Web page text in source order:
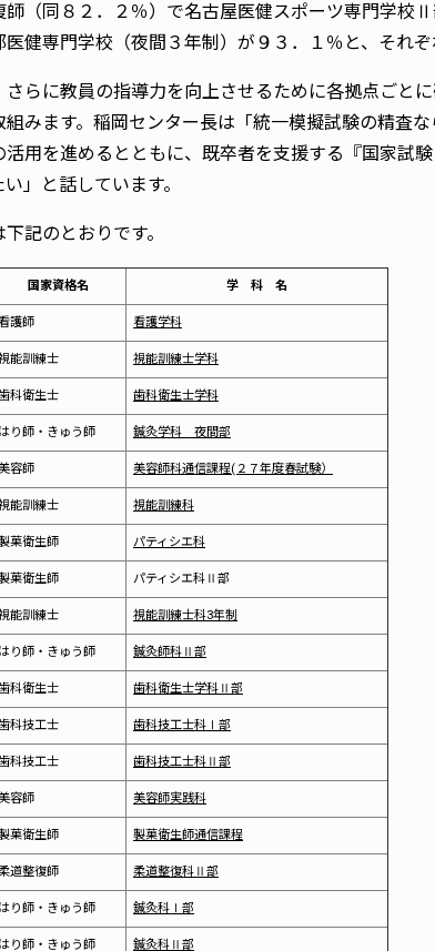
（同８２．２％）で名古屋医健スポーツ専門学校
健専門学校（夜間３年制）が９３．１％と、それぞ
らに教員の指導力を向上させるために各拠点ごと
みます。稲岡センター長は「統一模擬試験の精査
用を進めるとともに、既卒者を支援する『国家試
」と話しています。
記のとおりです。
国家資格名 学 科 名
護師 看護学科
能訓練士 視能訓練士学科
科衛生士 歯科衛生士学科
はり師・きゅう師 鍼灸学科 夜間部
容師 美容師科通信課程(２７年度春試験）
能訓練士 視能訓練科
菓衛生師 パティシエ科
菓衛生師 パティシエ科Ⅱ部
能訓練士 視能訓練士科3年制
はり師・きゅう師 鍼灸師科Ⅱ部
科衛生士 歯科衛生士学科Ⅱ部
科技工士 歯科技工士科Ⅰ部
科技工士 歯科技工士科Ⅱ部
容師 美容師実践科
菓衛生師 製菓衛生師通信課程
道整復師 柔道整復科Ⅱ部
はり師・きゅう師 鍼灸科Ⅰ部
はり師・きゅう師 鍼灸科Ⅱ部